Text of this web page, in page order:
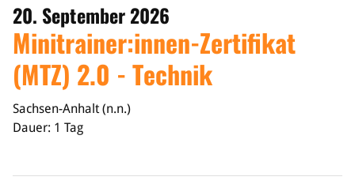
20. September 2026
Minitrainer:innen-Zertifikat
(MTZ) 2.0 - Technik
Sachsen-Anhalt (n.n.)
Dauer: 1 Tag